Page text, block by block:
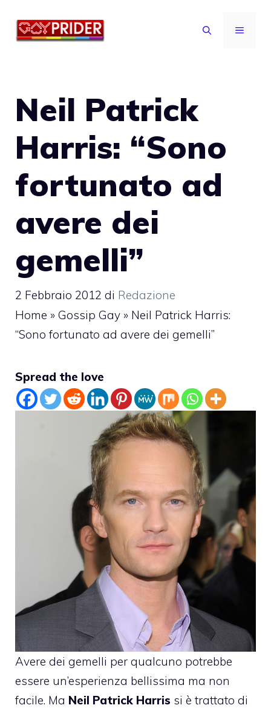
MENU
Neil Patrick
Harris: “Sono
fortunato ad
avere dei
gemelli”
2 Febbraio 2012 di Redazione
Home » Gossip Gay » Neil Patrick Harris:
“Sono fortunato ad avere dei gemelli”
Spread the love
Avere dei gemelli per qualcuno potrebbe
essere un’esperienza bellissima ma non
facile. Ma Neil Patrick Harris si è trattato di